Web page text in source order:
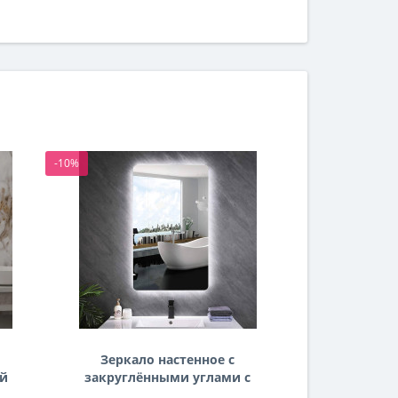
-10%
Зеркало настенное с
закруглёнными углами с